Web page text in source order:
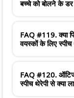
बच्चे को बोलने के
FAQ #119. क्या
वयस्कों के लिए स्पीच
FAQ #120.
स्पीच थेरेपी से क्या